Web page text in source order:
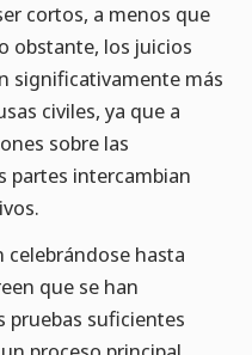
cortos, a menos que
obstante, los juicios
significativamente más
civiles, ya que a
sobre las
partes intercambian
celebrándose hasta
que se han
pruebas suficientes